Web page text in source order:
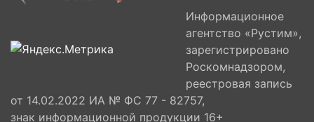
Информационное
агентство «Рустим»,
зарегистрировано
Роскомнадзором,
реестровая запись
от 14.02.2022 ИА № ФС 77 - 82757,
знак информационной продукции 16+